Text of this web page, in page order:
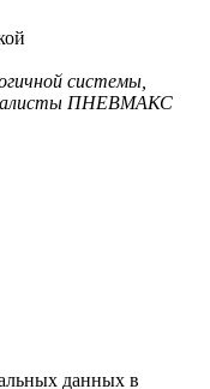
системы,
ПНЕВМАКС
данных в